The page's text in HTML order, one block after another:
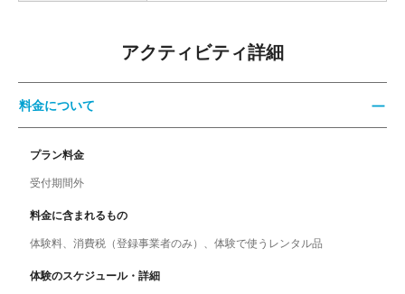
アクティビティ詳細
料金について
プラン料金
受付期間外
料金に含まれるもの
体験料、消費税（登録事業者のみ）、体験で使うレンタル品
体験のスケジュール・詳細